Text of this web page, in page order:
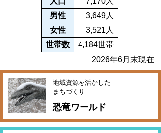
男性
3,649人
女性
3,521人
世帯数
4,184世帯
2026年6月末現在
地域資源を活かした
まちづくり
恐竜ワールド